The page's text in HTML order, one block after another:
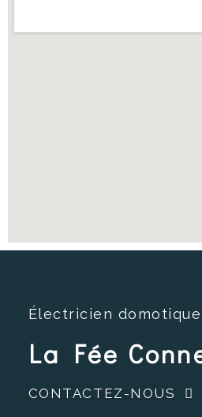
Électricien
La Fée
CONTACTEZ-NOUS